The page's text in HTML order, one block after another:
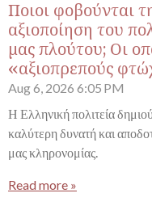
Ποιοι φοβούνται
αξιοποίηση του
μας πλούτου; Οι
«αξιοπρεπούς
Aug 6, 2026 6:05 PM
Η Ελληνική πολιτεία
καλύτερη δυνατή και
μας κληρονομίας.
Read more »